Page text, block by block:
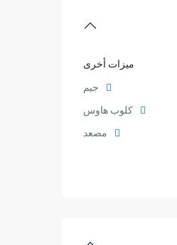
ميزات أخرى
جيم
كلوب هاوس
مصعد